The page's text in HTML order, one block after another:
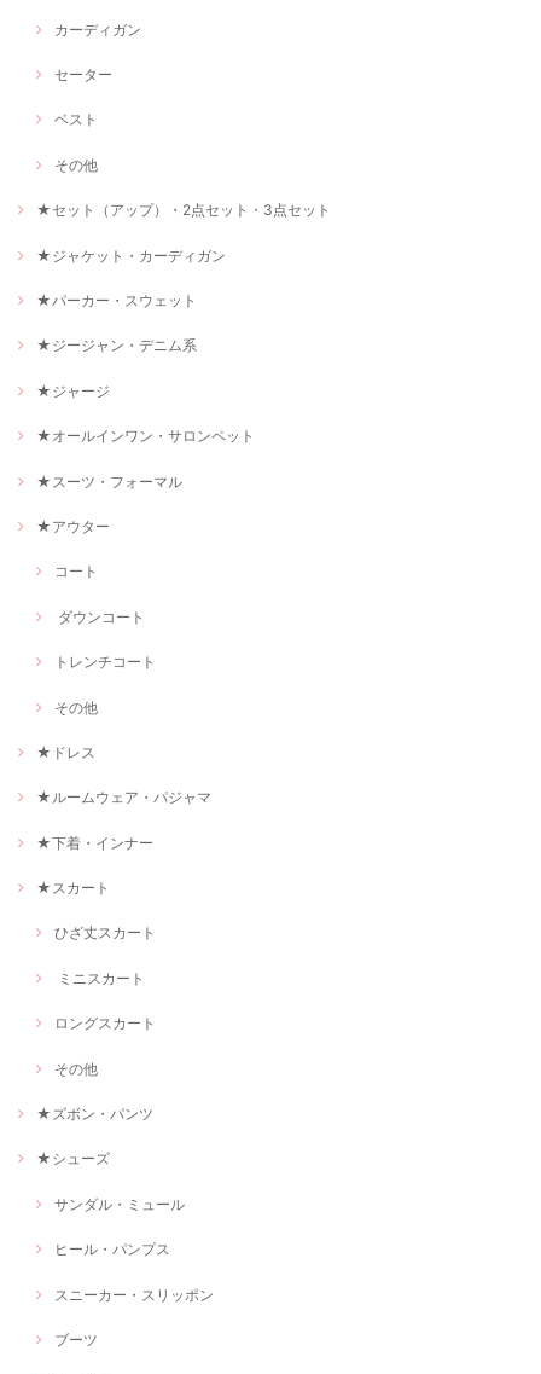
カーディガン
セーター
ベスト
その他
★セット（アップ）・2点セット・3点セット
★ジャケット・カーディガン
★パーカー・スウェット
★ジージャン・デニム系
★ジャージ
★オールインワン・サロンペット
★スーツ・フォーマル
★アウター
コート
ダウンコート
トレンチコート
その他
★ドレス
★ルームウェア・パジャマ
★下着・インナー
★スカート
ひざ丈スカート
ミニスカート
ロングスカート
その他
★ズボン・パンツ
★シューズ
サンダル・ミュール
ヒール・パンプス
スニーカー・スリッポン
ブーツ